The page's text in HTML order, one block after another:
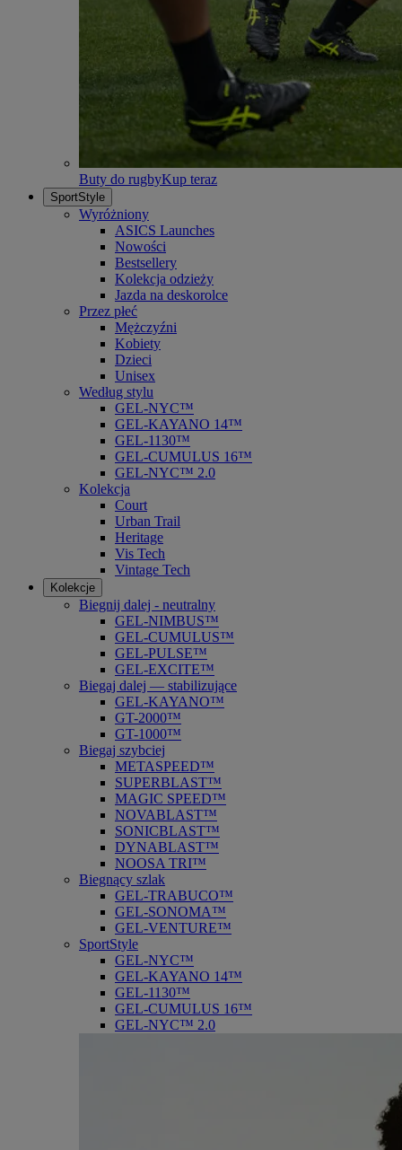
Buty do rugbyKup teraz
SportStyle
Wyróżniony
ASICS Launches
Nowości
Bestsellery
Kolekcja odzieży
Jazda na deskorolce
Przez płeć
Mężczyźni
Kobiety
Dzieci
Unisex
Według stylu
GEL-NYC™
GEL-KAYANO 14™
GEL-1130™
GEL-CUMULUS 16™
GEL-NYC™ 2.0
Kolekcja
Court
Urban Trail
Heritage
Vis Tech
Vintage Tech
Kolekcje
Biegnij dalej - neutralny
GEL-NIMBUS™
GEL-CUMULUS™
GEL-PULSE™
GEL-EXCITE™
Biegaj dalej — stabilizujące
GEL-KAYANO™
GT-2000™
GT-1000™
Biegaj szybciej
METASPEED™
SUPERBLAST™
MAGIC SPEED™
NOVABLAST™
SONICBLAST™
DYNABLAST™
NOOSA TRI™
Biegnący szlak
GEL-TRABUCO™
GEL-SONOMA™
GEL-VENTURE™
SportStyle
GEL-NYC™
GEL-KAYANO 14™
GEL-1130™
GEL-CUMULUS 16™
GEL-NYC™ 2.0